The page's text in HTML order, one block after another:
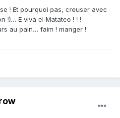
! Et pourquoi pas, creuser avec
!)… E viva el Matateo ! ! !
au pain… faim ! manger !